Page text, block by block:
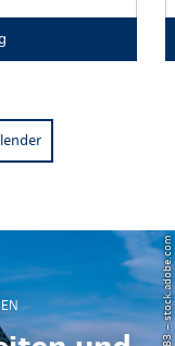
© Powell83 – stock.adobe.com